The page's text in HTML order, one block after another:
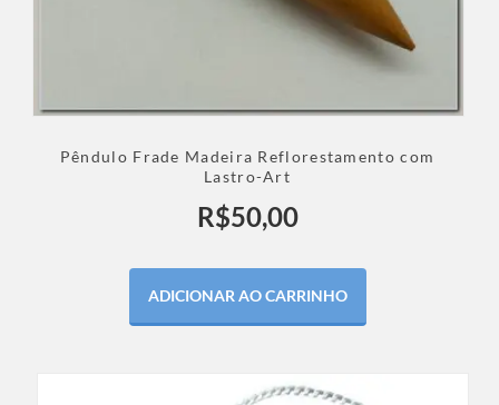
Pêndulo Frade Madeira Reflorestamento com
Lastro-Art
R$50,00
ADICIONAR AO CARRINHO